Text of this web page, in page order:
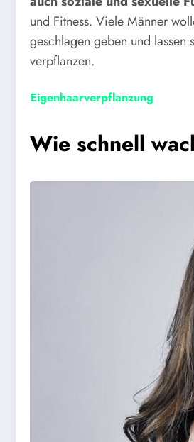
und Fitness. Viele Männer
geschlagen geben und
verpflanzen.
Eigenhaarverpflanzung
Wie schnell